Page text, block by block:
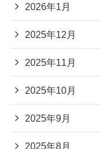
2026年1月
2025年12月
2025年11月
2025年10月
2025年9月
2025年8月